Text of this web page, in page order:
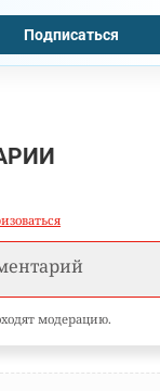
Подписаться
модерацию.